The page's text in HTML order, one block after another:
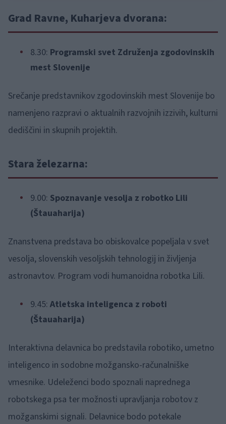
Grad Ravne, Kuharjeva dvorana:
8.30: Programski svet Združenja zgodovinskih
mest Slovenije
Srečanje predstavnikov zgodovinskih mest Slovenije bo
namenjeno razpravi o aktualnih razvojnih izzivih, kulturni
dediščini in skupnih projektih.
Stara železarna:
9.00: Spoznavanje vesolja z robotko Lili
(Štauaharija)
Znanstvena predstava bo obiskovalce popeljala v svet
vesolja, slovenskih vesoljskih tehnologij in življenja
astronavtov. Program vodi humanoidna robotka Lili.
9.45: Atletska inteligenca z roboti
(Štauaharija)
Interaktivna delavnica bo predstavila robotiko, umetno
inteligenco in sodobne možgansko-računalniške
vmesnike. Udeleženci bodo spoznali naprednega
robotskega psa ter možnosti upravljanja robotov z
možganskimi signali. Delavnice bodo potekale